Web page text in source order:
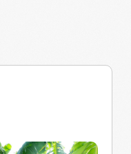
採集野蓮的路
。透過野性，我
限的生機與可
各地帶來更寬
奪的地方紋理。
壽螺；鯉魚、吳
持野蓮的生長環
他池中，讓這
在一窟一窟的
在這些水窪中逡